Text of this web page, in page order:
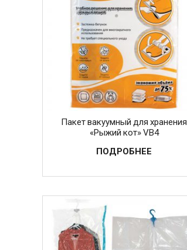
Пакет вакуумный для хранения
«Рыжий кот» VB4
ПОДРОБНЕЕ